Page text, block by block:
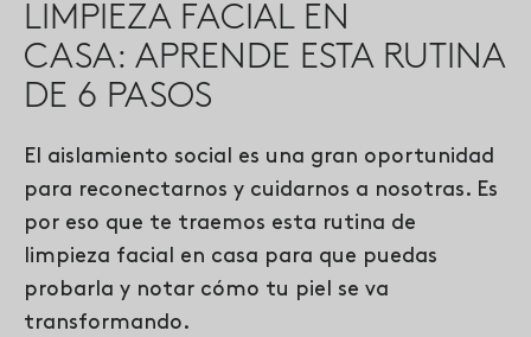
LIMPIEZA FACIAL EN
CASA: APRENDE ESTA RUTINA
DE 6 PASOS
El aislamiento social es una gran oportunidad
para reconectarnos y cuidarnos a nosotras. Es
por eso que te traemos esta rutina de
limpieza facial en casa para que puedas
probarla y notar cómo tu piel se va
transformando.